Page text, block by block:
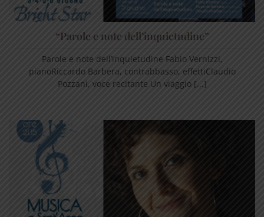
“Parole e note dell’inquietudine”
Parole e note dell’inquietudine Fabio Vernizzi,
pianoRiccardo Barbera, contrabbasso, effettiClaudio
Pozzani, voce recitante Un viaggio [...]